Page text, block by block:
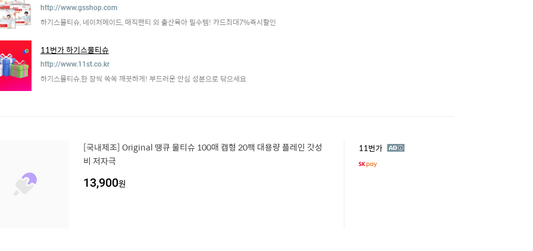
http://www.gsshop.com
하기스물티슈, 네이처메이드, 매직팬티 외 출산육아 필수템! 카드최대7%즉시할인
11번가 하기스물티슈
http://www.11st.co.kr
하기스물티슈,한 장씩 쏙쏙 깨끗하게! 부드러운 안심 성분으로 닦으세요
[국내제조] Original 땡큐 물티슈 100매 캡형 20팩 대용량 플레인 갓성
비 저자극
13,900원
11번가 광